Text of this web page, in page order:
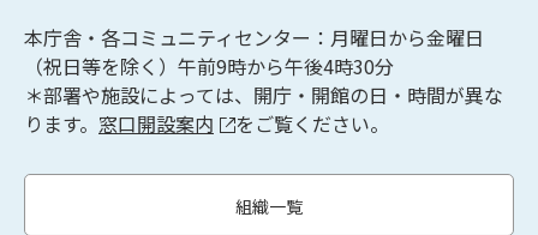
本庁舎・各コミュニティセンター：月曜日から金曜日
（祝日等を除く）午前9時から午後4時30分
＊部署や施設によっては、開庁・開館の日・時間が異な
ります。 窓口開設案内 をご覧ください。
組織一覧